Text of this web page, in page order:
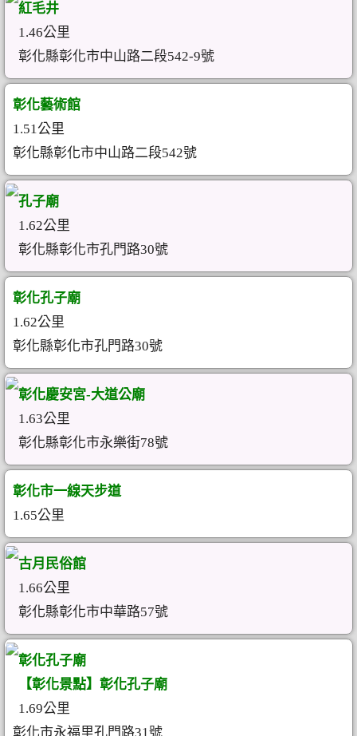
紅毛井
1.46公里
彰化縣彰化市中山路二段542-9號
彰化藝術館
1.51公里
彰化縣彰化市中山路二段542號
孔子廟
1.62公里
彰化縣彰化市孔門路30號
彰化孔子廟
1.62公里
彰化縣彰化市孔門路30號
彰化慶安宮-大道公廟
1.63公里
彰化縣彰化市永樂街78號
彰化市一線天步道
1.65公里
古月民俗館
1.66公里
彰化縣彰化市中華路57號
彰化孔子廟
【彰化景點】彰化孔子廟
1.69公里
彰化市永福里孔門路31號